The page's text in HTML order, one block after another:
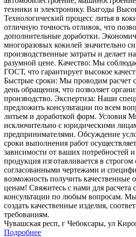
техники и электронику. Выгоды
Технологический процесс литья в
отличную точность отливок, что
дополнительные доработки.
многоразовых кокилей значительно
производственные затраты и делает
разумной цене. Качество: Мы
ГОСТ, что гарантирует высокое
Быстрые сроки: Мы проводим расчет
день обращения, что позволяет
производство. Экспертиза: Наши
предложить консультации по всем
литьем и доработкой форм. Условия
исключительно с юридическими
предпринимателями. Обсуждение
сроки выполнения работ
зависимости от ваших потребностей
продукция изготавливается в строгом
согласованными чертежами и
возможность получить качественные
ценам! Свяжитесь с нами для расчета
консультации по любым вопросам.
создать качественные изделия,
требованиям.
Чувашская респ, г Чебоксары, ул
Подробнее